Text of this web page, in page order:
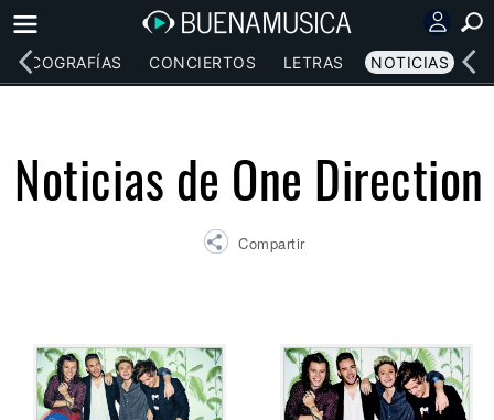
DISCOGRAFÍAS CONCIERTOS LETRAS NOTICIAS
Noticias de One Direction
Compartir